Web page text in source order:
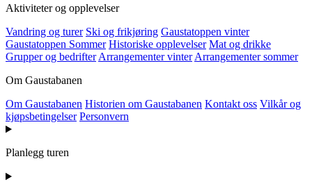
Aktiviteter og opplevelser
Vandring og turer Ski og frikjøring Gaustatoppen vinter
Gaustatoppen Sommer Historiske opplevelser Mat og drikke
Grupper og bedrifter Arrangementer vinter Arrangementer sommer
Om Gaustabanen
Om Gaustabanen Historien om Gaustabanen Kontakt oss Vilkår og
kjøpsbetingelser Personvern
Planlegg turen